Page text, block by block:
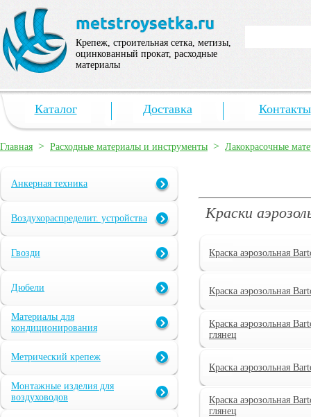
Крепеж, строительная сетка, метизы,
оцинкованный прокат, расходные
материалы
Каталог Доставка Контакты
Главная > Расходные материалы и инструменты > Лакокрасочные
Анкерная техника
Воздухораспределит. устройства
Гвозди
Дюбели
Материалы для
кондиционирования
Метрический крепеж
Монтажные изделия для
воздуховодов
Краски
Краска аэрозольная
Краска аэрозольная
Краска аэрозольная
глянец
Краска аэрозольная
Краска аэрозольная
глянец